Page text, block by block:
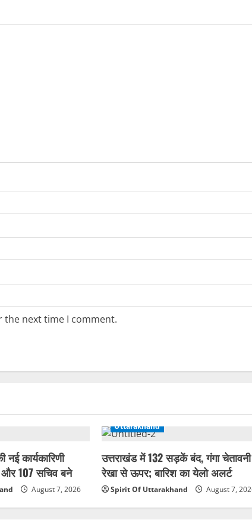
the next time I comment.
कार्यकारिणी
और 107 सचिव बने
August 7, 2026
Uttarakhand
उत्तराखंड में 132 सड़कें बंद, गंगा चेतावनी
रेखा से ऊपर; बारिश का येलो अलर्ट
Spirit Of Uttarakhand August 7,